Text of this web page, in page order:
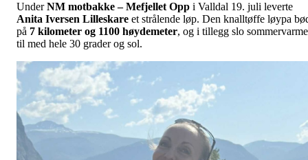
UnderNM motbakke – Mefjellet Opp i Valldal 19. juli leverte
Anita Iversen Lilleskare et strålende løp. Den knalltøffe løypa
på 7 kilometer og 1100 høydemeter, og i tillegg slo
til med hele 30 grader og sol.